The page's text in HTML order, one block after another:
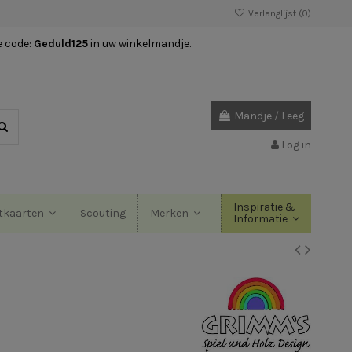
Verlanglijst (0)
code: Geduld125 in uw winkelmandje.
Mandje / Leeg
Log in
Scouting Merken
Inspiratie &
Informatie